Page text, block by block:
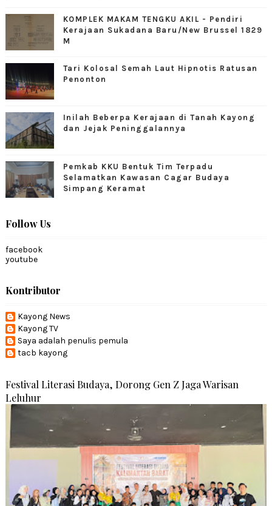
KOMPLEK MAKAM TENGKU AKIL - Pendiri
Kerajaan Sukadana Baru/New Brussel 1829
M
Tari Kolosal Semah Laut Hipnotis Ratusan
Penonton
Inilah Beberpa Kerajaan di Tanah Kayong
dan Jejak Peninggalannya
Pemkab KKU Bentuk Tim Terpadu
Selamatkan Kawasan Cagar Budaya
Simpang Keramat
Follow Us
facebook
youtube
Kontributor
Kayong News
Kayong TV
Saya adalah penulis pemula
tacb kayong
Festival Literasi Budaya, Dorong Gen Z Jaga Warisan
Leluhur